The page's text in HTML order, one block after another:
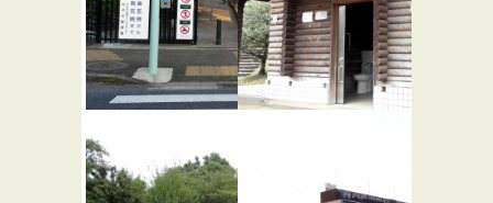
ーク
代々木公園
代々木公園